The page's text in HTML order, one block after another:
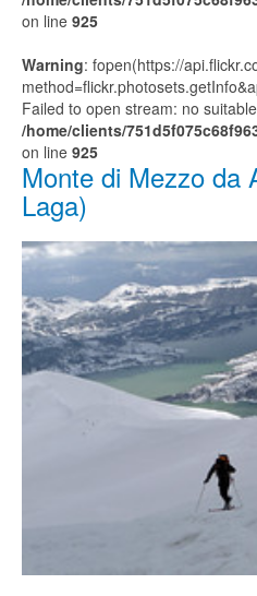
on line 925
Warning: fopen(https://
Failed to open stream: no
/home/clients/
on line 925
Monte di Mezzo da
Laga)